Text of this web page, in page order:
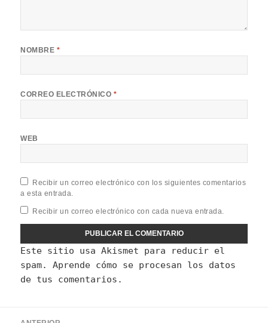
NOMBRE *
CORREO ELECTRÓNICO *
WEB
Recibir un correo electrónico con los siguientes comentarios
a esta entrada.
Recibir un correo electrónico con cada nueva entrada.
Este sitio usa Akismet para reducir el
spam.Aprende cómo se procesan los datos
de tus comentarios.